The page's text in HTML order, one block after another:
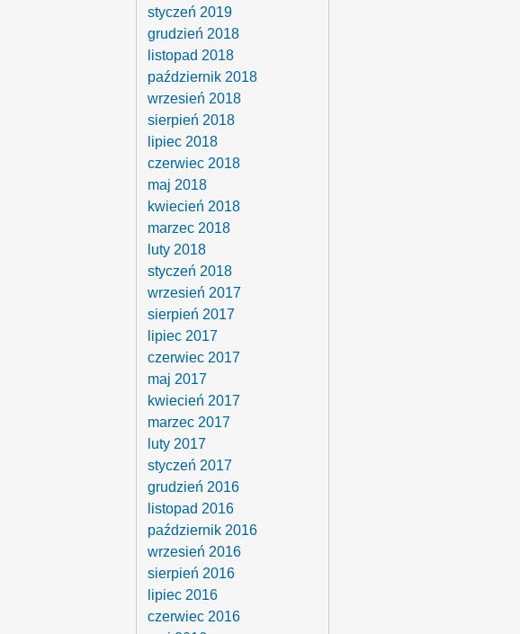
styczeń 2019
grudzień 2018
listopad 2018
październik 2018
wrzesień 2018
sierpień 2018
lipiec 2018
czerwiec 2018
maj 2018
kwiecień 2018
marzec 2018
luty 2018
styczeń 2018
wrzesień 2017
sierpień 2017
lipiec 2017
czerwiec 2017
maj 2017
kwiecień 2017
marzec 2017
luty 2017
styczeń 2017
grudzień 2016
listopad 2016
październik 2016
wrzesień 2016
sierpień 2016
lipiec 2016
czerwiec 2016